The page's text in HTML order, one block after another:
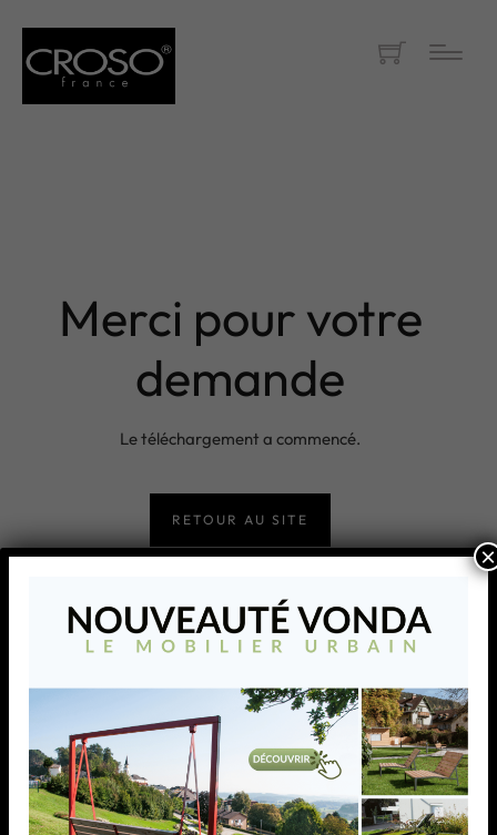
Merci pour votre
demande
Le téléchargement a commencé.
RETOUR AU SITE
×